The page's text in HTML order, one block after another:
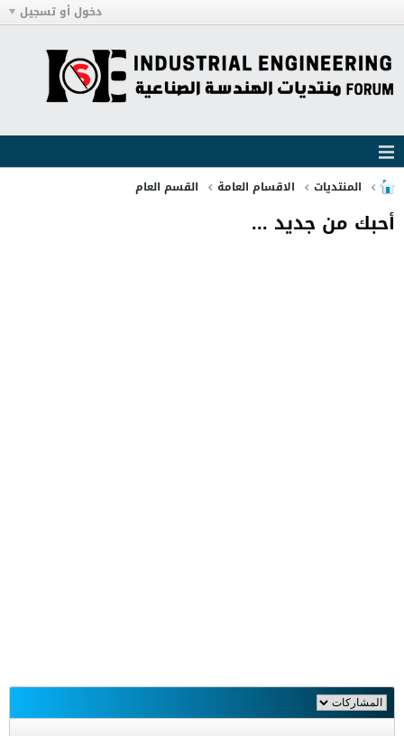
دخول أو تسجيل
المنتديات الاقسام العامة القسم العام
أحبك من جديد ...